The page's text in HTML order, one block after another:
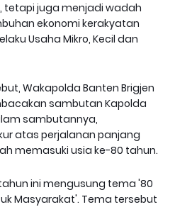
tetapi juga menjadi wadah
ekonomi kerakyatan
Usaha Mikro, Kecil dan
Wakapolda Banten Brigjen
sambutan Kapolda
sambutannya,
atas perjalanan panjang
memasuki usia ke-80 tahun.
ini mengusung tema '80
Masyarakat'. Tema tersebut